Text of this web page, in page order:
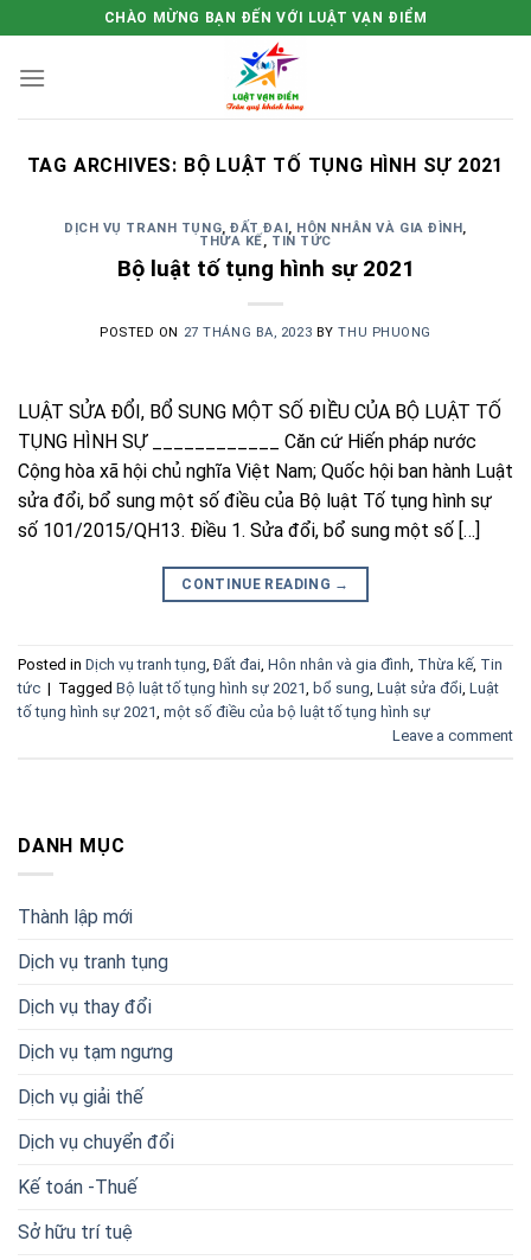
to
content
CHÀO MỪNG BẠN ĐẾN VỚI LUẬT VẠN ĐIỂM
TAG ARCHIVES: BỘ LUẬT TỐ TỤNG HÌNH SỰ 2021
DỊCH VỤ TRANH TỤNG,ĐẤT ĐAI, HÔN NHÂN VÀ GIA ĐÌNH,
THỪA KẾ, TIN TỨC
Bộ luật tố tụng hình sự 2021
POSTED ON 27 THÁNG BA, 2023 BYTHU PHUONG
LUẬT SỬA ĐỔI, BỔ SUNG MỘT SỐ ĐIỀU CỦA BỘ LUẬT TỐ
TỤNG HÌNH SỰ ____________ Căn cứ Hiến pháp nước
Cộng hòa xã hội chủ nghĩa Việt Nam; Quốc hội ban hành Luật
sửa đổi, bổ sung một số điều của Bộ luật Tố tụng hình sự
số 101/2015/QH13. Điều 1. Sửa đổi, bổ sung một số […]
CONTINUE READING →
Posted in Dịch vụ tranh tụng ,Đất đai Hôn nhân và gia đình Thừa kế Tin
tức | Tagged Bộ luật tố tụng hình sự 2021 bổ sung Luật sửa đổi Luật
tố tụng hình sự 2021 một số điều của bộ luật tố tụng hình sự
Leave a comment
DANH MỤC
Thành lập mới
Dịch vụ tranh tụng
Dịch vụ thay đổi
Dịch vụ tạm ngưng
Dịch vụ giải thế
Dịch vụ chuyển đổi
Kế toán -Thuế
Sở hữu trí tuệ